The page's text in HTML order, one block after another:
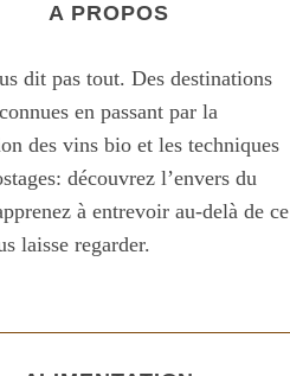
A PROPOS
dit pas tout. Des destinations
en passant par la
des vins bio et les techniques
découvrez l’envers du
à entrevoir au-delà de ce
laisse regarder.